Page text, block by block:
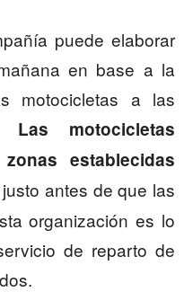
puede elaborar
en base a la
motocicletas a las
Las motocicletas
establecidas
antes de que las
organización es lo
de reparto de